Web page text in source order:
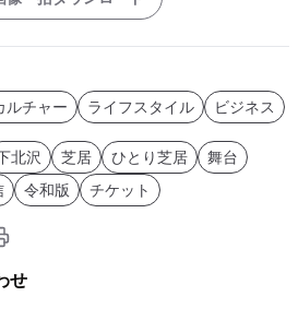
ルチャー ライフスタイル ビジネス
北沢 芝居 ひとり芝居
舞台
令和版 チケット
せ